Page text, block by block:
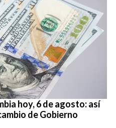
hoy, 6 de agosto: así
de Gobierno